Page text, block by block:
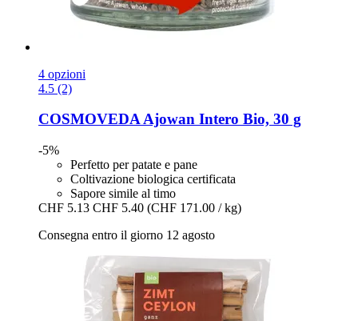
4 opzioni
4.5 (2)
COSMOVEDAAjowan Intero Bio, 30 g
-5%
Perfetto per patate e pane
Coltivazione biologica certificata
Sapore simile al timo
CHF 5.13 CHF 5.40 (CHF 171.00 / kg)
Consegna entro il giorno 12 agosto